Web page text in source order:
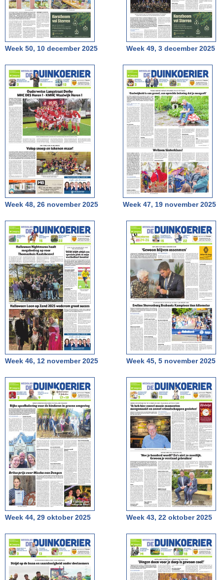
Week 50, 10 december 2025 Week 49, 3 december 2025
Week 48, 26 november 2025 Week 47, 19 november 2025
Week 46, 12 november 2025 Week 45, 5 november 2025
Week 44, 29 oktober 2025 Week 43, 22 oktober 2025